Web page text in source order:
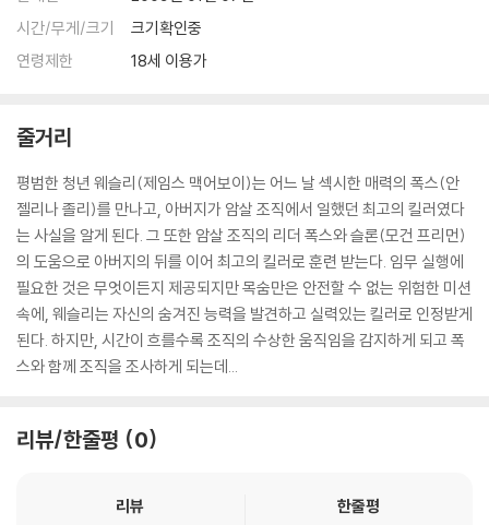
시간/무게/크기
크기확인중
연령제한
18세 이용가
줄거리
평범한 청년 웨슬리(제임스 맥어보이)는 어느 날 섹시한 매력의 폭스(안
젤리나 졸리)를 만나고, 아버지가 암살 조직에서 일했던 최고의 킬러였다
는 사실을 알게 된다. 그 또한 암살 조직의 리더 폭스와 슬론(모건 프리먼)
의 도움으로 아버지의 뒤를 이어 최고의 킬러로 훈련 받는다. 임무 실행에
필요한 것은 무엇이든지 제공되지만 목숨만은 안전할 수 없는 위험한 미션
속에, 웨슬리는 자신의 숨겨진 능력을 발견하고 실력있는 킬러로 인정받게
된다. 하지만, 시간이 흐를수록 조직의 수상한 움직임을 감지하게 되고 폭
스와 함께 조직을 조사하게 되는데...
리뷰/한줄평 0
리뷰
한줄평